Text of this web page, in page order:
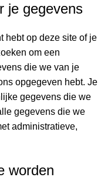
je gegevens
hebt op deze site of je
om een
die we van je
opgegeven hebt. Je
gegevens die we
gegevens die we
administratieve,
worden